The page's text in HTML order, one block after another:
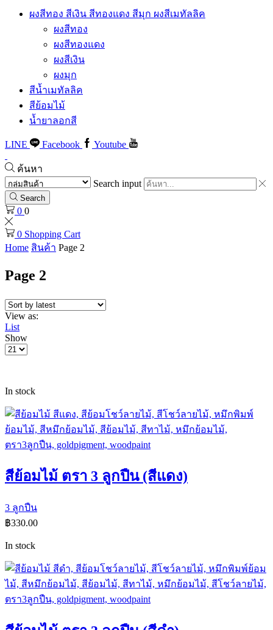
ผงสีทอง สีเงิน สีทองแดง สีมุก ผงสีเมทัลลิค
ผงสีทอง
ผงสีทองแดง
ผงสีเงิน
ผงมุก
สีน้ำเมทัลลิค
สีย้อมไม้
น้ำยาลอกสี
LINE Facebook Youtube
ค้นหา
Search input
Search
0 0
0 Shopping Cart
Home สินค้า Page 2
Page 2
View as:
List
Show
In stock
สีย้อมไม้ ตรา 3 ลูกปืน (สีแดง)
3 ลูกปืน
฿330.00
In stock